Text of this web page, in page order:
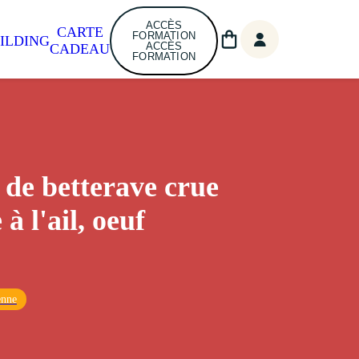
CARTE
CADEAU
ACCÈS
FORMATION
ACCÈS
FORMATION
de betterave crue
à l'ail, oeuf